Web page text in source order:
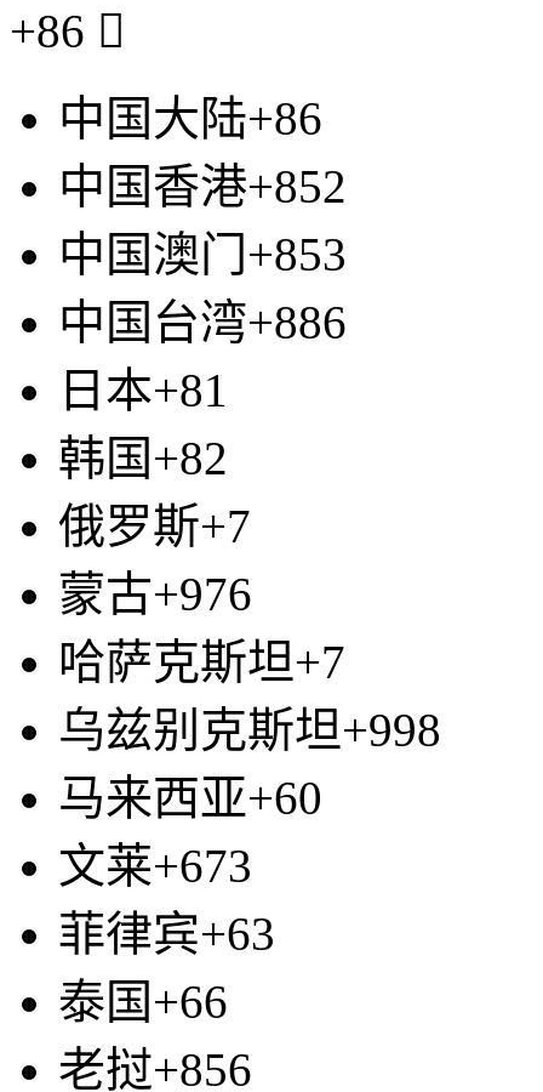
+86 
中国大陆+86
中国香港+852
中国澳门+853
中国台湾+886
日本+81
韩国+82
俄罗斯+7
蒙古+976
哈萨克斯坦+7
乌兹别克斯坦+998
马来西亚+60
文莱+673
菲律宾+63
泰国+66
老挝+856